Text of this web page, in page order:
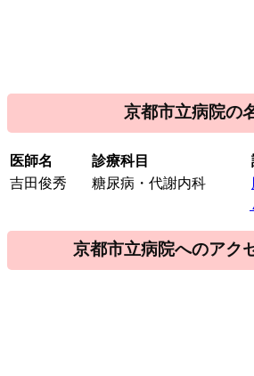
京都市立病院の
医師名 診療科目
吉田俊秀
糖尿病・代謝内科
京都市立病院へのアク